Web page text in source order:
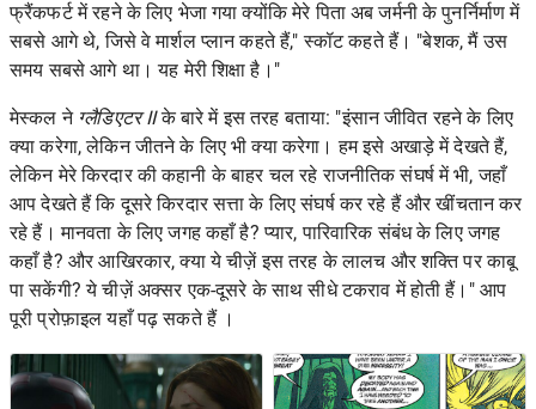
फ्रैंकफर्ट में रहने के लिए भेजा गया क्योंकि मेरे पिता अब जर्मनी के पुनर्निर्माण में
सबसे आगे थे, जिसे वे मार्शल प्लान कहते हैं," स्कॉट कहते हैं। "बेशक, मैं उस
समय सबसे आगे था। यह मेरी शिक्षा है।"
मेस्कल ने ग्लैडिएटर II के बारे में इस तरह बताया: "इंसान जीवित रहने के लिए
क्या करेगा, लेकिन जीतने के लिए भी क्या करेगा। हम इसे अखाड़े में देखते हैं,
लेकिन मेरे किरदार की कहानी के बाहर चल रहे राजनीतिक संघर्ष में भी, जहाँ
आप देखते हैं कि दूसरे किरदार सत्ता के लिए संघर्ष कर रहे हैं और खींचतान कर
रहे हैं। मानवता के लिए जगह कहाँ है? प्यार, पारिवारिक संबंध के लिए जगह
कहाँ है? और आखिरकार, क्या ये चीज़ें इस तरह के लालच और शक्ति पर काबू
पा सकेंगी? ये चीज़ें अक्सर एक-दूसरे के साथ सीधे टकराव में होती हैं।" आप
पूरी प्रोफ़ाइलयहाँपढ़ सकते हैं ।